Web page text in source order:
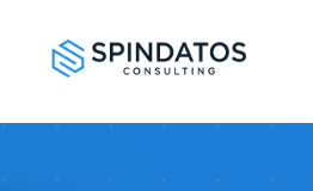
contenido